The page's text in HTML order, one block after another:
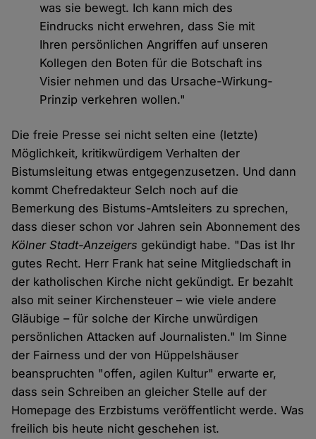
was sie bewegt. Ich kann mich des
Eindrucks nicht erwehren, dass Sie mit
Ihren persönlichen Angriffen auf unseren
Kollegen den Boten für die Botschaft ins
Visier nehmen und das Ursache-Wirkung-
Prinzip verkehren wollen."
Die freie Presse sei nicht selten eine (letzte)
Möglichkeit, kritikwürdigem Verhalten der
Bistumsleitung etwas entgegenzusetzen. Und dann
kommt Chefredakteur Selch noch auf die
Bemerkung des Bistums-Amtsleiters zu sprechen,
dass dieser schon vor Jahren sein Abonnement des
Kölner Stadt-Anzeigers gekündigt habe. "Das ist lhr
gutes Recht. Herr Frank hat seine Mitgliedschaft in
der katholischen Kirche nicht gekündigt. Er bezahlt
also mit seiner Kirchensteuer – wie viele andere
Gläubige – für solche der Kirche unwürdigen
persönlichen Attacken auf Journalisten." Im Sinne
der Fairness und der von Hüppelshäuser
beanspruchten "offen, agilen Kultur" erwarte er,
dass sein Schreiben an gleicher Stelle auf der
Homepage des Erzbistums veröffentlicht werde. Was
freilich bis heute nicht geschehen ist.